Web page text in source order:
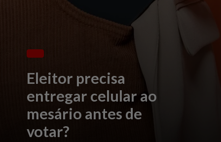
Eleitor precisa
entregar celular ao
mesário antes de
votar?